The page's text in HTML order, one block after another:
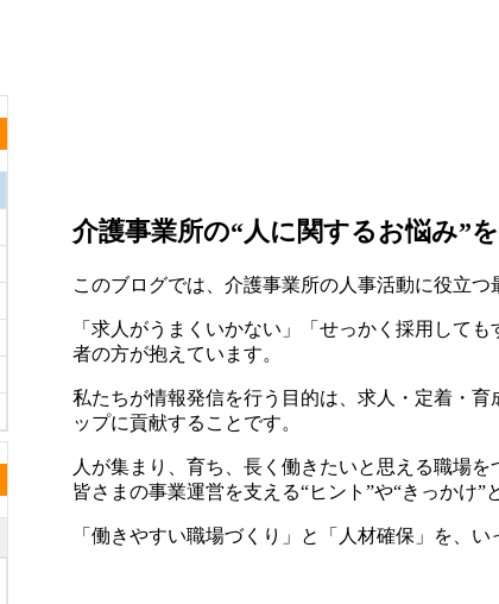
介護事業所の“人に関するお悩み”
このブログでは、介護事業所の人事活動に役立
「求人がうまくいかない」「せっかく採用して
者の方が抱えています。
私たちが情報発信を行う目的は、求人・定着・
ップに貢献することです。
人が集まり、育ち、長く働きたいと思える職場
皆さまの事業運営を支える“ヒント”や“きっかけ”
「働きやすい職場づくり」と「人材確保」を、